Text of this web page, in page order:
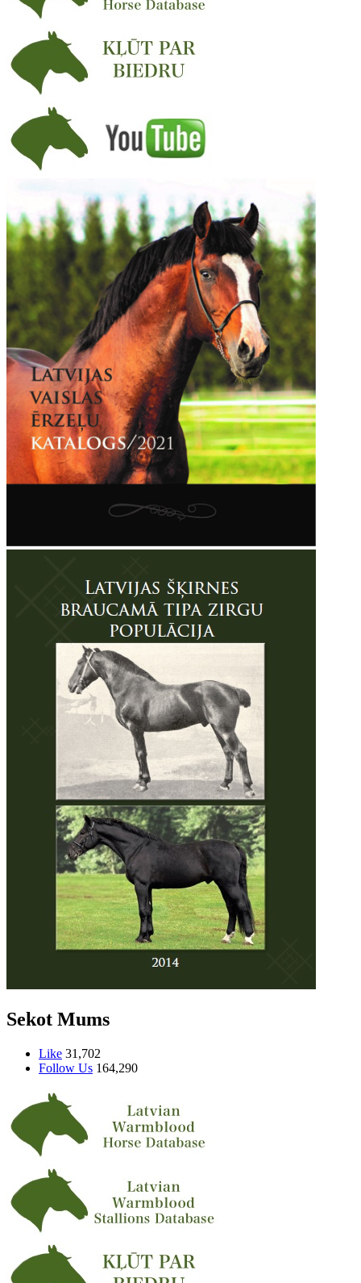
Sekot Mums
Like 31,702
Follow Us 164,290